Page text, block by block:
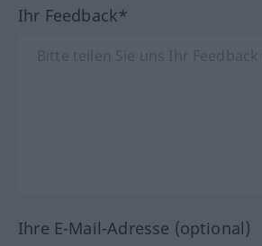
Ihr Feedback*
Ihre E-Mail-Adresse (optional)